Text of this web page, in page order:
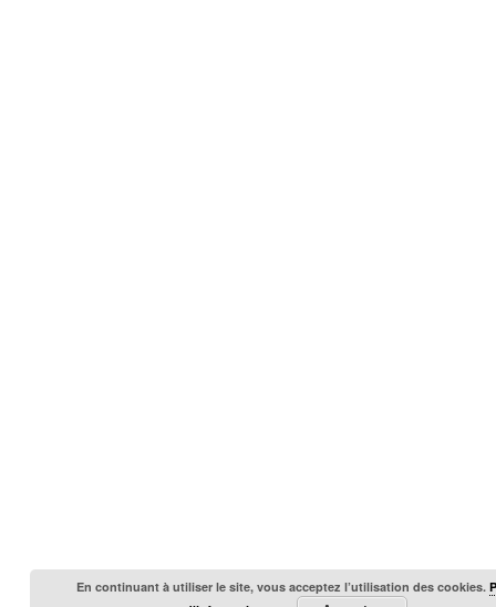
En continuant à utiliser le site, vous acceptez l’utilisation des cookies.